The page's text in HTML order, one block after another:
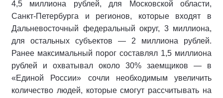
4,5 миллиона рублей, для Московской области,
Санкт-Петербурга и регионов, которые входят в
Дальневосточный федеральный округ, 3 миллиона,
для остальных субъектов — 2 миллиона рублей.
Ранее максимальный порог составлял 1,5 миллиона
рублей и охватывал около 30% заемщиков — в
«Единой России» сочли необходимым увеличить
количество людей, которые смогут рассчитывать на